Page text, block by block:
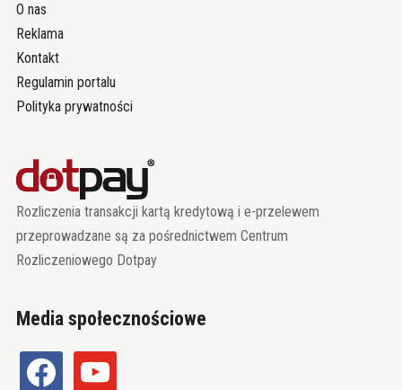
O nas
Reklama
Kontakt
Regulamin portalu
Polityka prywatności
Rozliczenia transakcji kartą kredytową i e-przelewem
przeprowadzane są za pośrednictwem Centrum
Rozliczeniowego Dotpay
Media społecznościowe
facebook youtube